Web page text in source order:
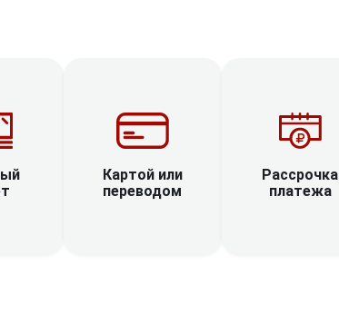
Картой или
переводом
Рассрочка
платежа